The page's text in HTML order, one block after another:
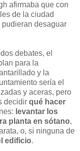
afirmaba que con
de la ciudad
desaguar
debates, el
para la
y la
sería el
y aceras, pero
decidir qué hacer
levantar los
planta en sótano,
o, si ninguna de
edificio.